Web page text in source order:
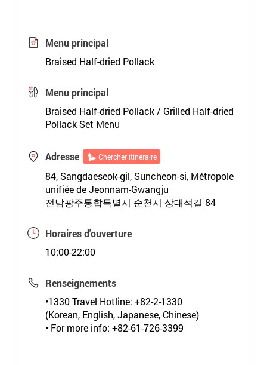
Menu principal
Braised Half-dried Pollack
Menu principal
Braised Half-dried Pollack / Grilled Half-dried
Pollack Set Menu
Adresse Chercher itinéraire
84, Sangdaeseok-gil, Suncheon-si, Métropole
unifiée de Jeonnam-Gwangju
전남광주통합특별시 순천시 상대석길 84
Horaires d'ouverture
10:00-22:00
Renseignements
•1330 Travel Hotline: +82-2-1330
(Korean, English, Japanese, Chinese)
• For more info: +82-61-726-3399